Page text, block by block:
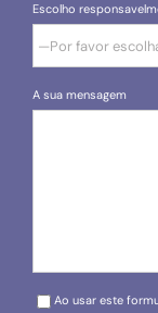
Escolho
A sua mensagem
Please leave this field
Ao usar este